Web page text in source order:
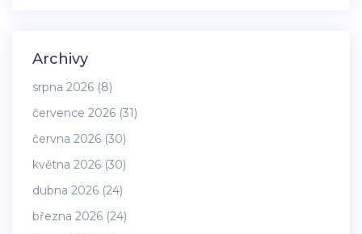
Archivy
srpna 2026 (8)
července 2026 (31)
června 2026 (30)
května 2026 (30)
dubna 2026 (24)
března 2026 (24)